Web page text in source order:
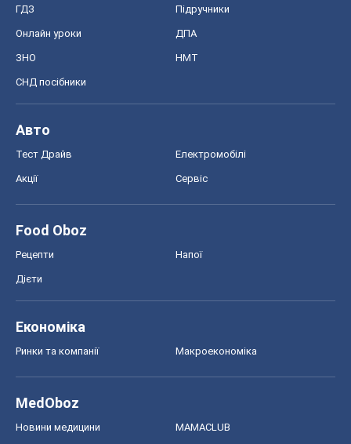
ГДЗ Підручники
Онлайн уроки ДПА
ЗНО НМТ
СНД посібники
Авто
Тест Драйв Електромобілі
Акції Сервіс
Food Oboz
Рецепти Напої
Дієти
Економіка
Ринки та компанії Макроекономіка
MedOboz
Новини медицини MAMACLUB